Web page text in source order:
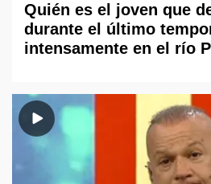
Quién es el joven que
durante el último
intensamente en el río